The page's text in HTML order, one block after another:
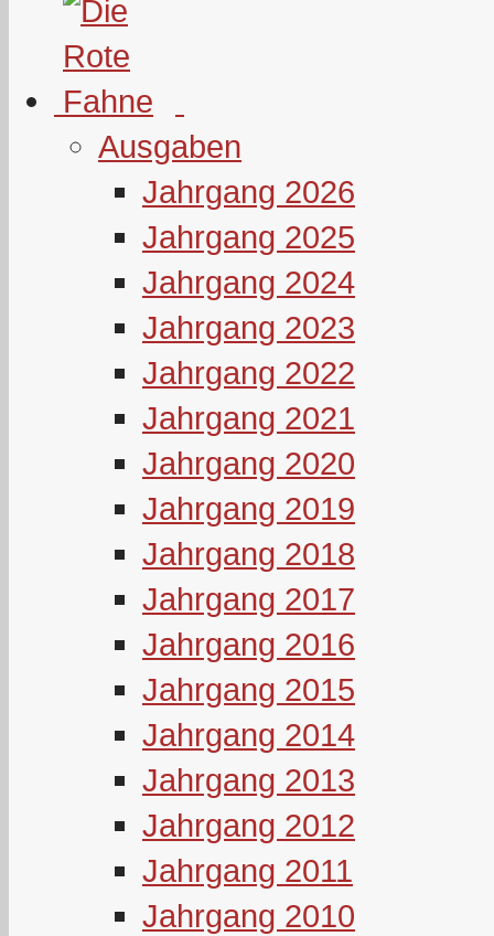
Ausgaben
Jahrgang 2026
Jahrgang 2025
Jahrgang 2024
Jahrgang 2023
Jahrgang 2022
Jahrgang 2021
Jahrgang 2020
Jahrgang 2019
Jahrgang 2018
Jahrgang 2017
Jahrgang 2016
Jahrgang 2015
Jahrgang 2014
Jahrgang 2013
Jahrgang 2012
Jahrgang 2011
Jahrgang 2010